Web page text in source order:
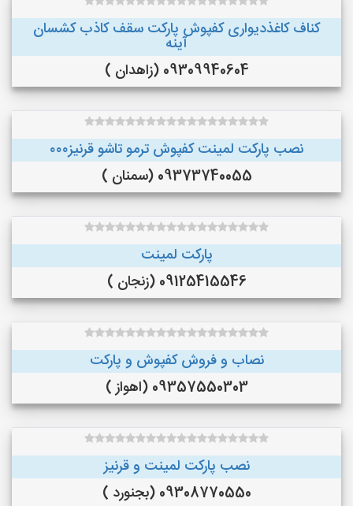
کناف کاغذدیواری کفپوش پارکت سقف کاذب کشسان
آینه
09309940604 (زاهدان )
نصب پارکت لمینت کفپوش ترمو تاشو قرنیز۰۰۰
09373740055 (سمنان )
پارکت لمینت
09125415546 (زنجان )
نصاب و فروش کفپوش و پارکت
09357550303 (اهواز )
نصب پارکت لمینت و قرنیز
09308770550 (بجنورد )